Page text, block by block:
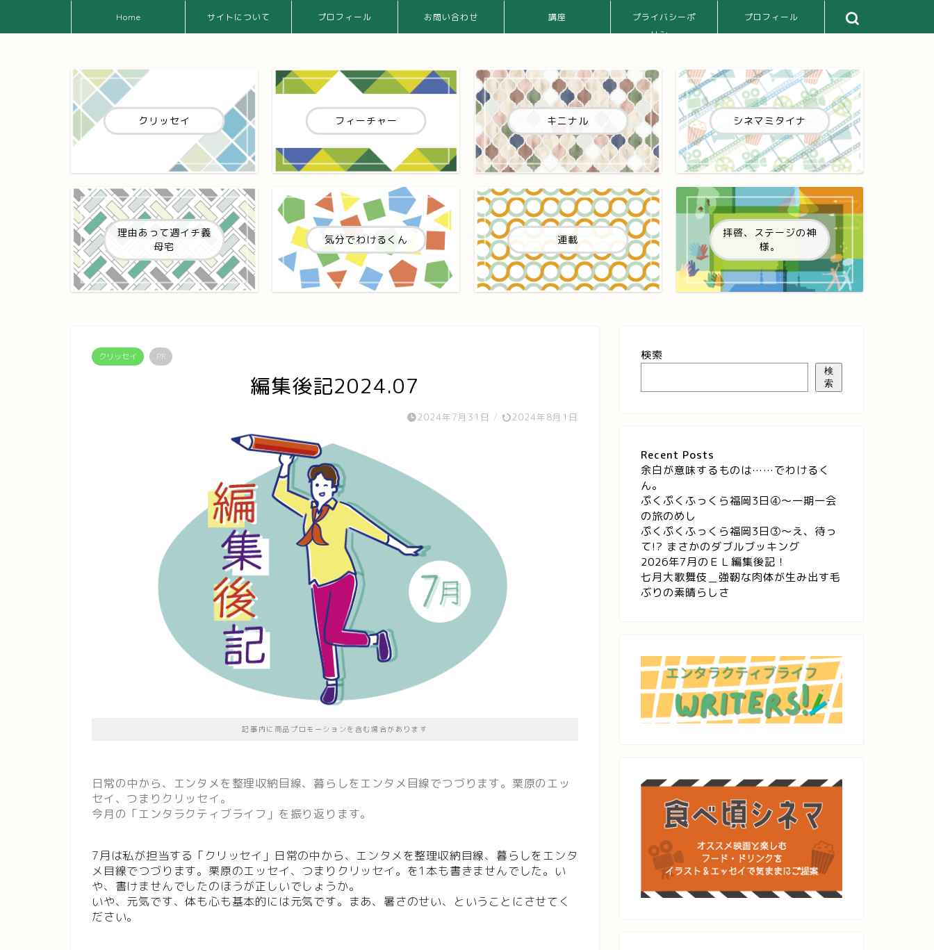
Home サイトについて プロフィール お問い合わせ 講座
プライバシーポ
リシー
プロフィール
クリッセイ フィーチャー キニナル シネマミタイナ
理由あって週イチ義
母宅
気分でわけるくん 連載
拝啓、ステージの神
様。
クリッセイ PR
編集後記2024.07
2024年7月31日 / 2024年8月1日
記事内に商品プロモーションを含む場合があります
日常の中から、エンタメを整理収納目線、暮らしをエンタメ目線でつづります。栗原のエッ
セイ、つまりクリッセイ。
今月の「エンタラクティブライフ」を振り返ります。
7月は私が担当する「クリッセイ」日常の中から、エンタメを整理収納目線、暮らしをエンタ
メ目線でつづります。栗原のエッセイ、つまりクリッセイ。を1本も書きませんでした。い
や、書けませんでしたのほうが正しいでしょうか。
いや、元気です、体も心も基本的には元気です。まあ、暑さのせい、ということにさせてく
ださい。
検索
検
索
Recent Posts
余白が意味するものは……でわけるく
ん。
ぷくぷくふっくら福岡3日④～一期一会
の旅のめし
ぷくぷくふっくら福岡3日③～え、待っ
て!? まさかのダブルブッキング
2026年7月のＥＬ編集後記！
七月大歌舞伎＿強靭な肉体が生み出す毛
ぶりの素晴らしさ